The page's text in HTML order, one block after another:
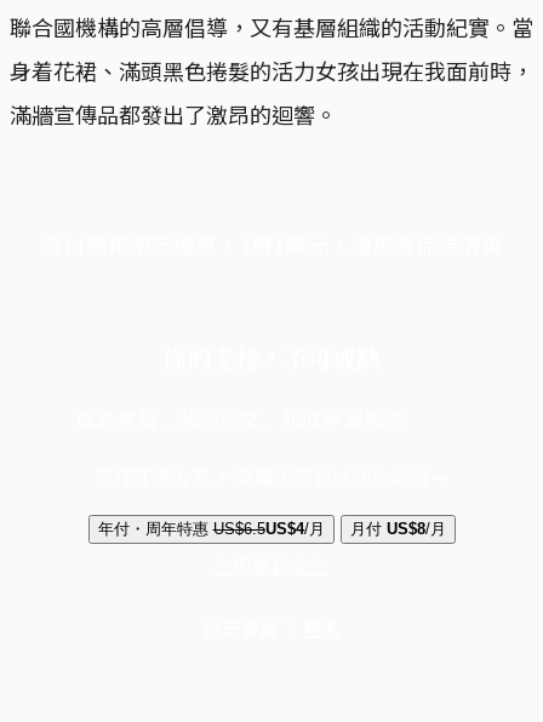
聯合國機構的高層倡導，又有基層組織的活動紀實。當
身着花裙、滿頭黑色捲髮的活力女孩出現在我面前時，
滿牆宣傳品都發出了激昂的迴響。
年付・周年特惠 US$6.5US$4/月 月付 US$8/月